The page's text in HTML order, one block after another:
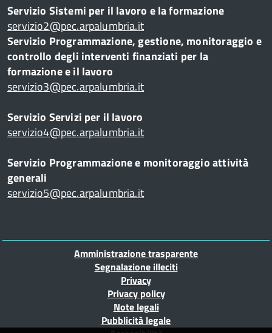
Servizio Sistemi per il lavoro e la formazione
servizio2@pec.arpalumbria.it
Servizio Programmazione, gestione, monitoraggio e
controllo degli interventi finanziati per la
formazione e il lavoro
servizio3@pec.arpalumbria.it
Servizio Servizi per il lavoro
servizio4@pec.arpalumbria.it
Servizio Programmazione e monitoraggio attività
generali
servizio5@pec.arpalumbria.it
Piè
Amministrazione trasparente
Segnalazione illeciti
Privacy
Privacy policy
Note legali
Pubblicità legale